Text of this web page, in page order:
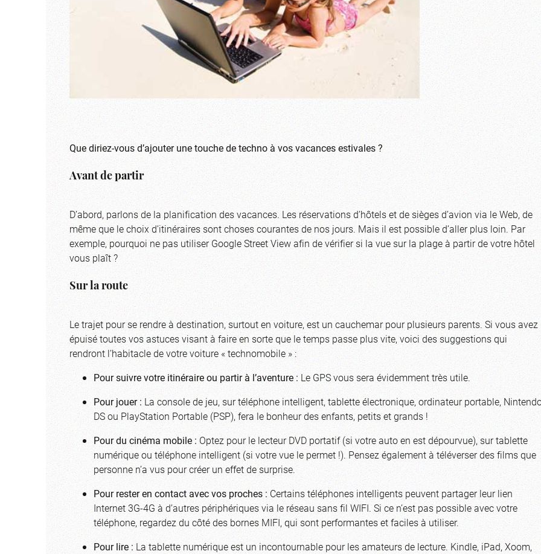
Que diriez-vous d’ajouter une touche de techno à vos vacances estivales ?
Avant de partir
D’abord, parlons de la planification des vacances. Les réservations d’hôtels et de sièges d’avion via le Web, de
même que le choix d’itinéraires sont choses courantes de nos jours. Mais il est possible d’aller plus loin. Par
exemple, pourquoi ne pas utiliser Google Street View afin de vérifier si la vue sur la plage à partir de votre hôtel
vous plaît ?
Sur la route
Le trajet pour se rendre à destination, surtout en voiture, est un cauchemar pour plusieurs parents. Si vous avez
épuisé toutes vos astuces visant à faire en sorte que le temps passe plus vite, voici des suggestions qui
rendront l’habitacle de votre voiture « technomobile » :
Pour suivre votre itinéraire ou partir à l’aventure :Le GPS vous sera évidemment très utile.
Pour jouer :La console de jeu, sur téléphone intelligent, tablette électronique, ordinateur portable,
DS ou PlayStation Portable (PSP), fera le bonheur des enfants, petits et grands !
Pour du cinéma mobile :Optez pour le lecteur DVD portatif (si votre auto en est dépourvue), sur tablette
numérique ou téléphone intelligent (si votre vue le permet !). Pensez également à téléverser des films que
personne n’a vus pour créer un effet de surprise.
Pour rester en contact avec vos proches :Certains téléphones intelligents peuvent partager leur lien
Internet 3G-4G à d’autres périphériques via le réseau sans fil WIFI. Si ce n’est pas possible avec votre
téléphone, regardez du côté des bornes MIFI, qui sont performantes et faciles à utiliser.
Pour lire :La tablette numérique est un incontournable pour les amateurs de lecture. Kindle, iPad, Xoom,